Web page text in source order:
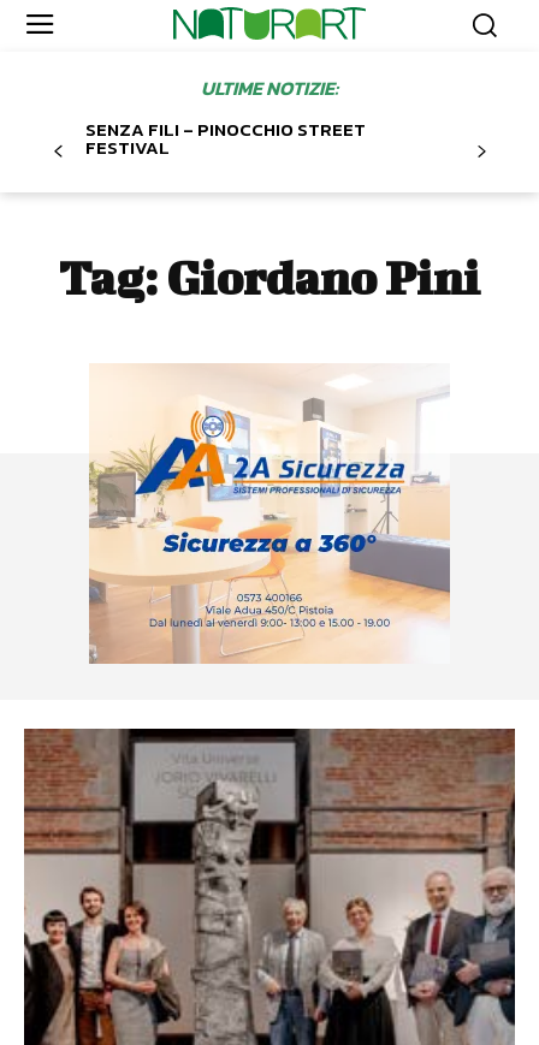
ULTIME NOTIZIE:
SENZA FILI – PINOCCHIO STREET
FESTIVAL
Tag: Giordano Pini